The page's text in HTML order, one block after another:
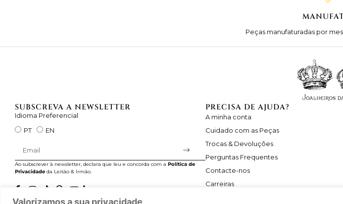
Valorizamos a sua privacidade
Peças manufaturadas por
SUBSCREVA A NEWSLETTER
Idioma Preferencial
PT
EN
Ao subscrever à newsletter, declara que leu e concorda com a Política de
Privacidade da Leitão & Irmão.
PRECISA DE AJUDA?
A minha conta
Cuidado com as Peças
Trocas & Devoluções
Perguntas Frequentes
Contacte-nos
Carreiras